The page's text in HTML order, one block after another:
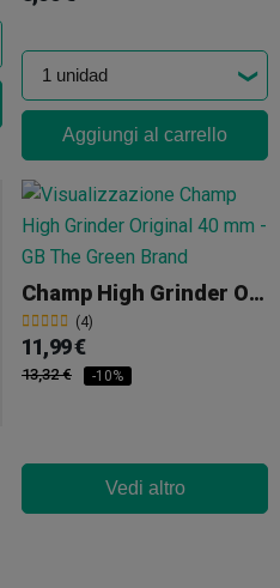
Aggiungi al carrello
Champ High Grinder Original 40 Mm
(4)
11,99 €
13,32 € -10%
Vedi altro